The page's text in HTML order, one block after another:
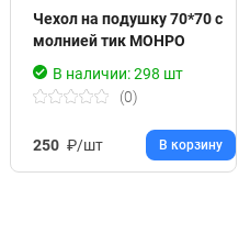
Чехол на подушку 70*70 с
молнией тик МОНРО
В наличии: 298 шт
(0)
250 ₽/шт В корзину